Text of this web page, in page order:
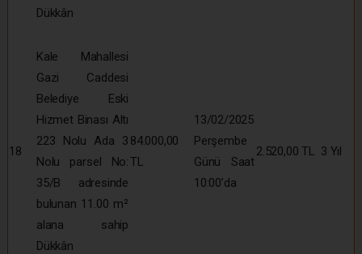
Dükkân
18
Kale Mahallesi
Gazi Caddesi
Belediye Eski
Hizmet Binası Altı
223 Nolu Ada 3
Nolu parsel No:
35/B adresinde
bulunan 11.00 m²
alana sahip
Dükkân
84.000,00
TL
13/02/2025
Perşembe
Günü Saat
10:00’da
2.520,00 TL 3 Yıl